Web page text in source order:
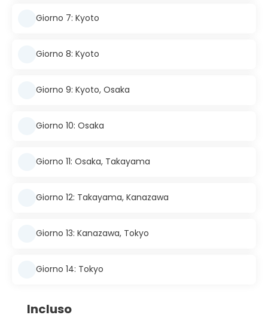
Giorno 7: Kyoto
Giorno 8: Kyoto
Giorno 9: Kyoto, Osaka
Giorno 10: Osaka
Giorno 11: Osaka, Takayama
Giorno 12: Takayama, Kanazawa
Giorno 13: Kanazawa, Tokyo
Giorno 14: Tokyo
Incluso